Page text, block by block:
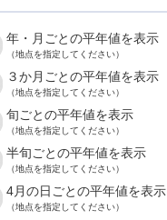
年・月ごとの平年値を表示
（地点を指定してください）
３か月ごとの平年値を表示
（地点を指定してください）
旬ごとの平年値を表示
（地点を指定してください）
半旬ごとの平年値を表示
（地点を指定してください）
4月の日ごとの平年値を表示
（地点を指定してください）